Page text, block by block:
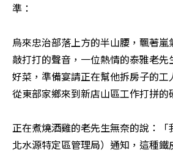
準：
烏來忠治部落上方的半山腰，飄著
敲打打的聲音，一位熱情的泰雅老
好菜，準備宴請正在幫他拆房子的
從東部家鄉來到新店山區工作打拼的
正在煮燒酒雞的老先生無奈的說：「
北水源特定區管理局）通知，這種